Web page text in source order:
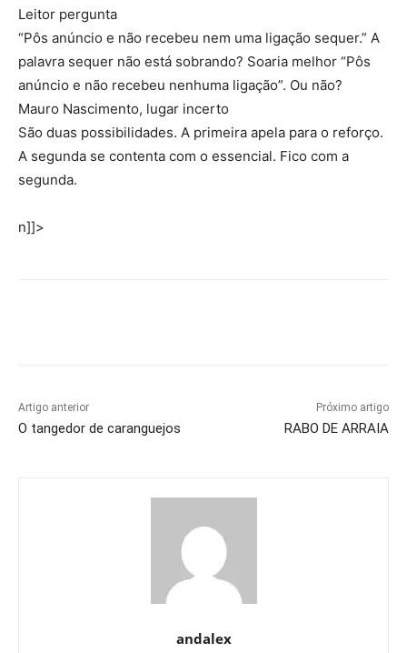
Leitor pergunta
“Pôs anúncio e não recebeu nem uma ligação sequer.” A
palavra sequer não está sobrando? Soaria melhor “Pôs
anúncio e não recebeu nenhuma ligação”. Ou não?
Mauro Nascimento, lugar incerto
São duas possibilidades. A primeira apela para o reforço.
A segunda se contenta com o essencial. Fico com a
segunda.
n]]>
Artigo anterior
O tangedor de caranguejos
Próximo artigo
RABO DE ARRAIA
andalex